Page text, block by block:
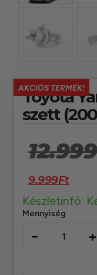
AKCIÓS TERMÉK!
Toyota
szett
12.999
9.999Ft
Készletinfó:
Mennyiség
− +